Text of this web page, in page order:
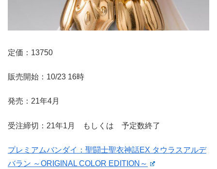
定価：13750
販売開始：10/23 16時
発売：21年4月
受注締切：21年1月 もしくは 予定数終了
プレミアムバンダイ：聖闘士聖衣神話EX タウラスアルデ
バラン ～ORIGINAL COLOR EDITION～